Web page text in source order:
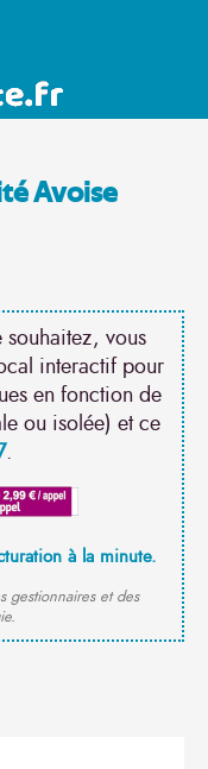
Avoise
vous
interactif pour
en fonction de
ou isolée) et ce
.
à la minute.
gestionnaires et des